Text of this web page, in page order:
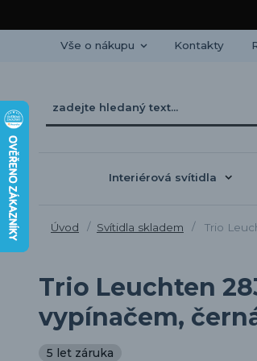
Vše o nákupu Kontakty
Interiérová svítidla
Úvod Svítidla skladem Trio
Trio Leuchten
vypínačem,
5 let záruka